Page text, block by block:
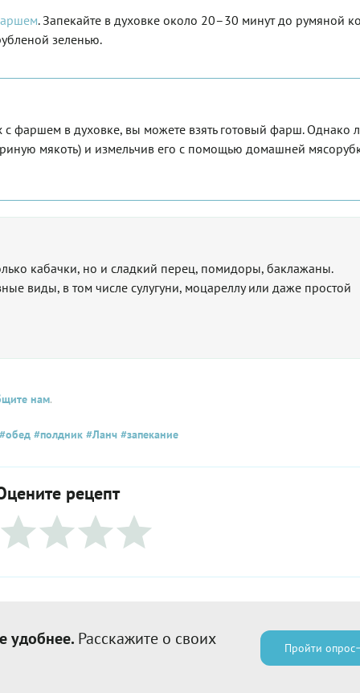
. Запекайте в духовке около 20–30 минут до румяной
зеленью.
фаршем в духовке, вы можете взять готовый фарш. Однако
мякоть) и измельчив его с помощью домашней
кабачки, но и сладкий перец, помидоры, баклажаны.
виды, в том числе сулугуни, моцареллу или даже простой
нам.
#полдник #Ланч #запекание
рецепт
удобнее. Расскажите о своих Пройти опрос